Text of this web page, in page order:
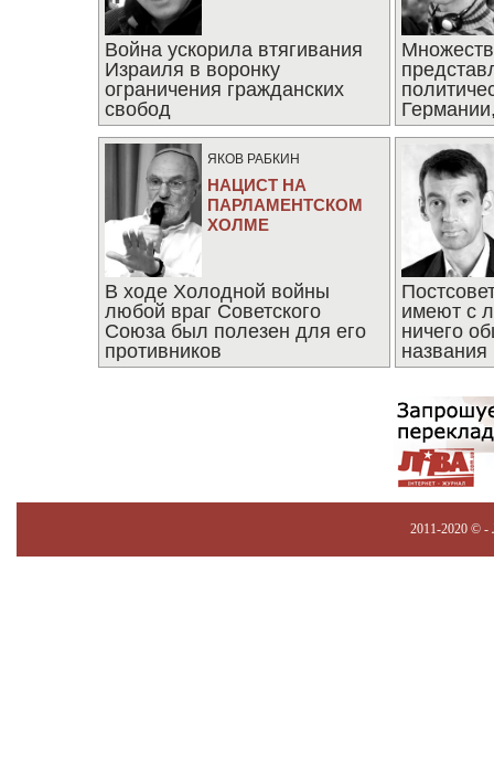
Война ускорила втягивания
Израиля в воронку
ограничения гражданских
свобод
ЯКОВ РАБКИН
НАЦИСТ НА
ПАРЛАМЕНТСКОМ
ХОЛМЕ
В ходе Холодной войны
любой враг Советского
Союза был полезен для его
противников
имеют с
ничего
названия
2011-2020 © -